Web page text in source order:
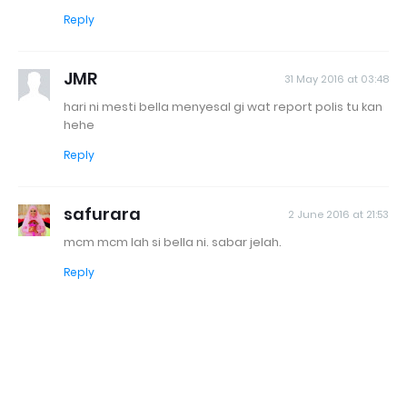
Reply
JMR 31 May 2016 at 03:48
hari ni mesti bella menyesal gi wat report polis tu kan
hehe
Reply
safurara 2 June 2016 at 21:53
mcm mcm lah si bella ni. sabar jelah.
Reply